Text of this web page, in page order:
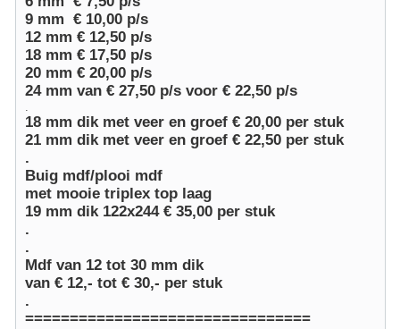
9 mm € 10,00 p/s
12 mm € 12,50 p/s
18 mm € 17,50 p/s
20 mm € 20,00 p/s
24 mm van € 27,50 p/s voor € 22,50 p/s
.
18 mm dik met veer en groef € 20,00 per stuk
21 mm dik met veer en groef € 22,50 per stuk
.
Buig mdf/plooi mdf
met mooie triplex top laag
19 mm dik 122x244 € 35,00 per stuk
.
.
Mdf van 12 tot 30 mm dik
van € 12,- tot € 30,- per stuk
.
================================